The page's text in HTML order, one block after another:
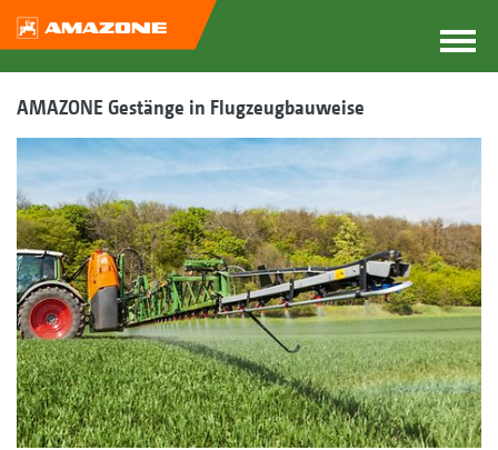
AMAZONE Gestänge in Flugzeugbauweise